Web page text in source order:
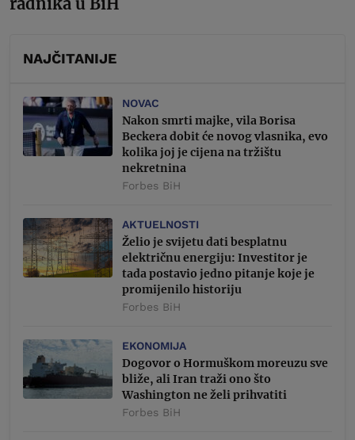
NAJČITANIJE
NOVAC
Nakon smrti majke, vila Borisa
Beckera dobit će novog vlasnika, evo
kolika joj je cijena na tržištu
nekretnina
Forbes BiH
AKTUELNOSTI
Želio je svijetu dati besplatnu
električnu energiju: Investitor je
tada postavio jedno pitanje koje je
promijenilo historiju
Forbes BiH
EKONOMIJA
Dogovor o Hormuškom moreuzu sve
bliže, ali Iran traži ono što
Washington ne želi prihvatiti
Forbes BiH